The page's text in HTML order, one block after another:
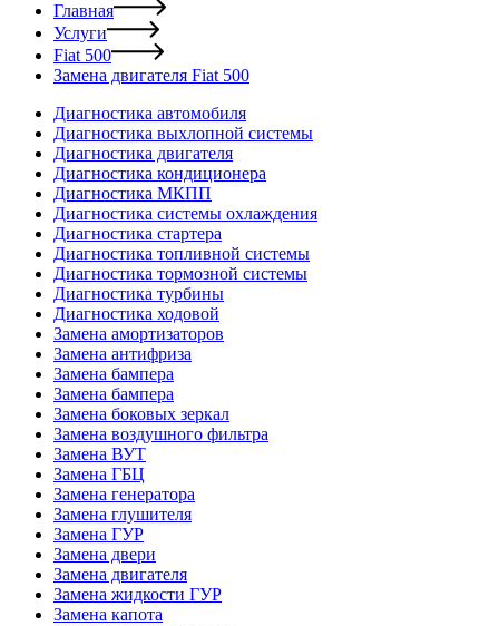
Главная
Услуги
Fiat 500
Замена двигателя Fiat 500
Диагностика автомобиля
Диагностика выхлопной системы
Диагностика двигателя
Диагностика кондиционера
Диагностика МКПП
Диагностика системы охлаждения
Диагностика стартера
Диагностика топливной системы
Диагностика тормозной системы
Диагностика турбины
Диагностика ходовой
Замена амортизаторов
Замена антифриза
Замена бампера
Замена бампера
Замена боковых зеркал
Замена воздушного фильтра
Замена ВУТ
Замена ГБЦ
Замена генератора
Замена глушителя
Замена ГУР
Замена двери
Замена двигателя
Замена жидкости ГУР
Замена капота